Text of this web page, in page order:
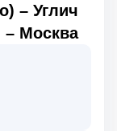
– Углич
– Москва